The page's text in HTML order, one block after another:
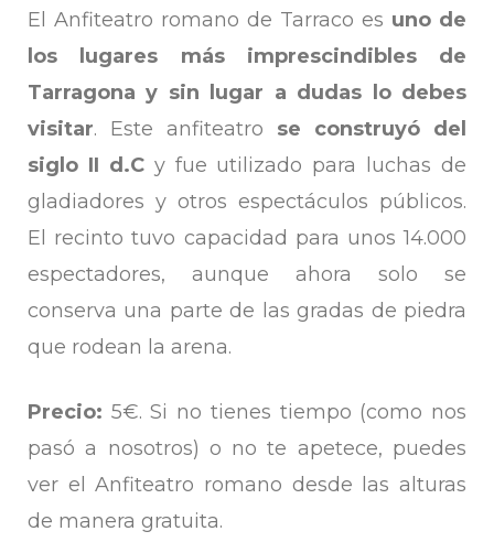
El Anfiteatro romano de Tarraco es uno de
los lugares más imprescindibles de
Tarragona y sin lugar a dudas lo debes
visitar. Este anfiteatro se construyó del
siglo II d.Cy fue utilizado para luchas de
gladiadores y otros espectáculos públicos.
El recinto tuvo capacidad para unos 14.000
espectadores, aunque ahora solo se
conserva una parte de las gradas de piedra
que rodean la arena.
Precio: 5€. Si no tienes tiempo (como nos
pasó a nosotros) o no te apetece, puedes
ver el Anfiteatro romano desde las alturas
de manera gratuita.